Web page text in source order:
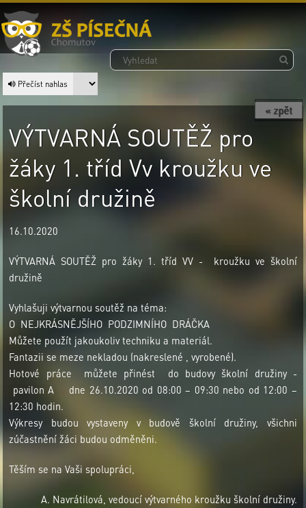
Přečíst nahlas
« zpět
VÝTVARNÁ SOUTĚŽ pro
žáky 1. tříd Vv kroužku ve
školní družině
16.10.2020
VÝTVARNÁ SOUTĚŽ pro žáky 1. tříd VV - kroužku ve školní
družině
Vyhlašuji výtvarnou soutěž na téma:
O NEJKRÁSNĚJŠÍHO PODZIMNÍHO DRÁČKA
Můžete použít jakoukoliv techniku a materiál.
Fantazii se meze nekladou (nakreslené , vyrobené).
Hotové práce můžete přinést do budovy školní družiny -
pavilon A dne 26.10.2020 od 08:00 – 09:30 nebo od 12:00 –
12:30 hodin.
Výkresy budou vystaveny v budově školní družiny, všichni
zúčastnění žáci budou odměněni.
Těším se na Vaši spolupráci,
A. Navrátilová, vedoucí výtvarného kroužku školní družiny.